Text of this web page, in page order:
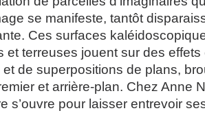
se manifeste, tantôt
Ces surfaces
et terreuses jouent sur des
de superpositions de plans,
et arrière-plan. Chez Anne
s’ouvre pour laisser entrevoir